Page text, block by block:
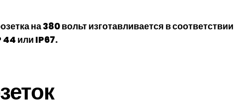
на 380 вольт изготавливается в соответствии
44 или IP67.